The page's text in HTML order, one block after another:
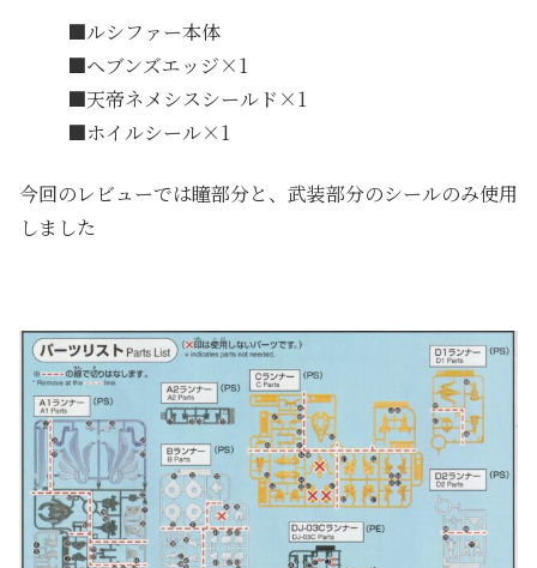
■ルシファー本体
■ヘブンズエッジ×1
■天帝ネメシスシールド×1
■ホイルシール×1
今回のレビューでは瞳部分と、武装部分のシールのみ使用
しました